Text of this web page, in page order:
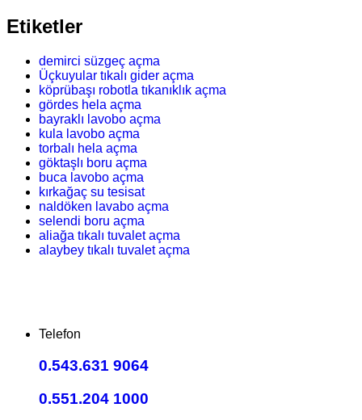
Etiketler
demirci süzgeç açma
Üçkuyular tıkalı gider açma
köprübaşı robotla tıkanıklık açma
gördes hela açma
bayraklı lavobo açma
kula lavobo açma
torbalı hela açma
göktaşlı boru açma
buca lavobo açma
kırkağaç su tesisat
naldöken lavabo açma
selendi boru açma
aliağa tıkalı tuvalet açma
alaybey tıkalı tuvalet açma
Telefon
0.543.631 9064
0.551.204 1000